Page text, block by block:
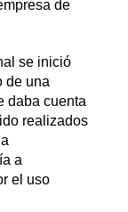
de
se inició
de una
daba cuenta
realizados
a
el uso